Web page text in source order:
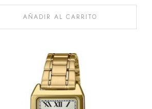
AÑADIR AL CARRITO